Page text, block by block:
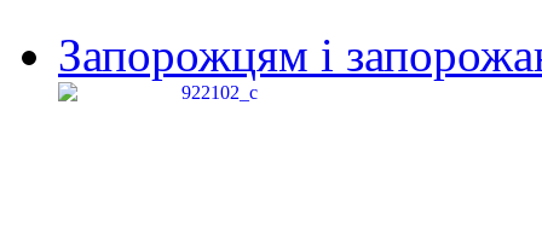
Запорожцям і